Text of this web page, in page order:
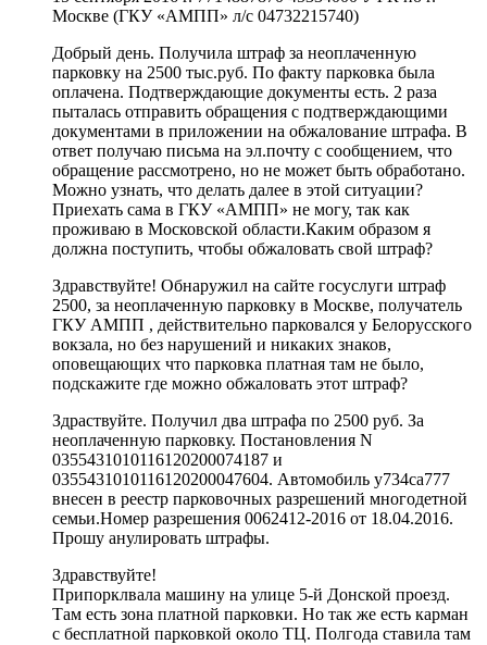
Москве (ГКУ «АМПП» л/с 04732215740)
Добрый день. Получила штраф за неоплаченную
парковку на 2500 тыс.руб. По факту парковка была
оплачена. Подтверждающие документы есть. 2 раза
пыталась отправить обращения с подтверждающими
документами в приложении на обжалование штрафа. В
ответ получаю письма на эл.почту с сообщением, что
обращение рассмотрено, но не может быть обработано.
Можно узнать, что делать далее в этой ситуации?
Приехать сама в ГКУ «АМПП» не могу, так как
проживаю в Московской области.Каким образом я
должна поступить, чтобы обжаловать свой штраф?
Здравствуйте! Обнаружил на сайте госуслуги штраф
2500, за неоплаченную парковку в Москве, получатель
ГКУ АМПП , действительно парковался у Белорусского
вокзала, но без нарушений и никаких знаков,
оповещающих что парковка платная там не было,
подскажите где можно обжаловать этот штраф?
Здраствуйте. Получил два штрафа по 2500 руб. За
неоплаченную парковку. Постановления N
0355431010116120200074187 и
0355431010116120200047604. Автомобиль у734са777
внесен в реестр парковочных разрешений многодетной
семьи.Номер разрешения 0062412-2016 от 18.04.2016.
Прошу анулировать штрафы.
Здравствуйте!
Припорклвала машину на улице 5-й Донской проезд.
Там есть зона платной парковки. Но так же есть карман
с бесплатной парковкой около ТЦ. Полгода ставила там